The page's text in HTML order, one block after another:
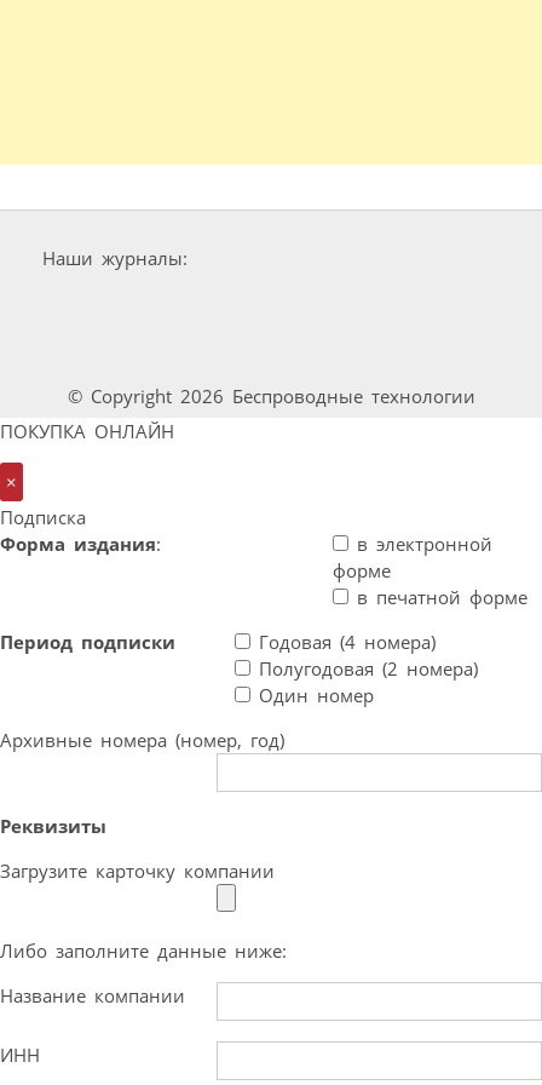
Наши журналы:
© Copyright 2026 Беспроводные технологии
ПОКУПКА ОНЛАЙН
×
Подписка
Форма издания:
в электронной
форме
в печатной форме
Период подписки
Годовая (4 номера)
Полугодовая (2 номера)
Один номер
Архивные номера (номер, год)
Реквизиты
Загрузите карточку компании
Либо заполните данные ниже:
Название компании
ИНН